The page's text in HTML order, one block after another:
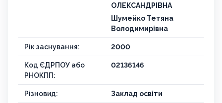
ОЛЕКСАНДРІВНА
Шумейко Тетяна
Володимирівна
Рік заснування: 2000
Код ЄДРПОУ або
РНОКПП:
02136146
Різновид: Заклад освіти